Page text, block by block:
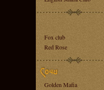
Fox club
Red Rose
Golden Mafia